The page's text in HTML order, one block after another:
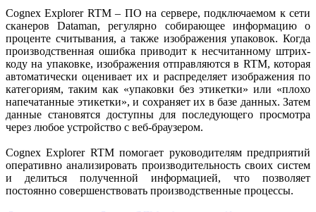
Cognex Explorer RTM – ПО на сервере, подключаемом к сети
сканеров Dataman, регулярно собирающее информацию о
проценте считывания, а также изображения упаковок. Когда
производственная ошибка приводит к несчитанному штрих-
коду на упаковке, изображения отправляются в RTM, которая
автоматически оценивает их и распределяет изображения по
категориям, таким как «упаковки без этикетки» или «плохо
напечатанные этикетки», и сохраняет их в базе данных. Затем
данные становятся доступны для последующего просмотра
через любое устройство с веб-браузером.
Cognex Explorer RTM помогает руководителям предприятий
оперативно анализировать производительность своих систем
и делиться полученной информацией, что позволяет
постоянно совершенствовать производственные процессы.